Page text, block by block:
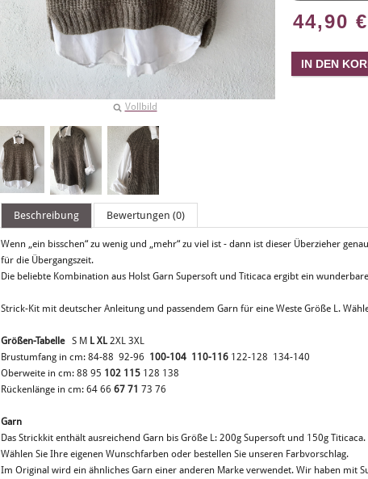
Vollbild
44,90 €
Beschreibung Bewertungen (0)
Wenn „ein bisschen“ zu wenig und „mehr“ zu viel ist - dann ist dieser Überzieher
für die Übergangszeit.
Die beliebte Kombination aus Holst Garn Supersoft und Titicaca ergibt ein
Strick-Kit mit deutscher Anleitung und passendem Garn für eine Weste Größe L.
Größen-Tabelle S M L XL2XL 3XL
Brustumfang in cm: 84-88 92-96 100-104 110-116 122-128 134-140
Oberweite in cm: 88 95 102 115 128 138
Rückenlänge in cm: 64 66 67 71 73 76
Garn
Das Strickkit enthält ausreichend Garn bis Größe L: 200g Supersoft und 150g Titicaca.
Wählen Sie Ihre eigenen Wunschfarben oder bestellen Sie unseren Farbvorschlag.
Im Original wird ein ähnliches Garn einer anderen Marke verwendet. Wir haben mit